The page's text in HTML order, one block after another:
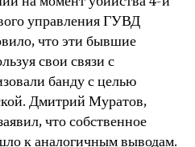
управления ГУВД
что эти бывшие
свои связи с
банду с целью
Дмитрий Муратов,
что собственное